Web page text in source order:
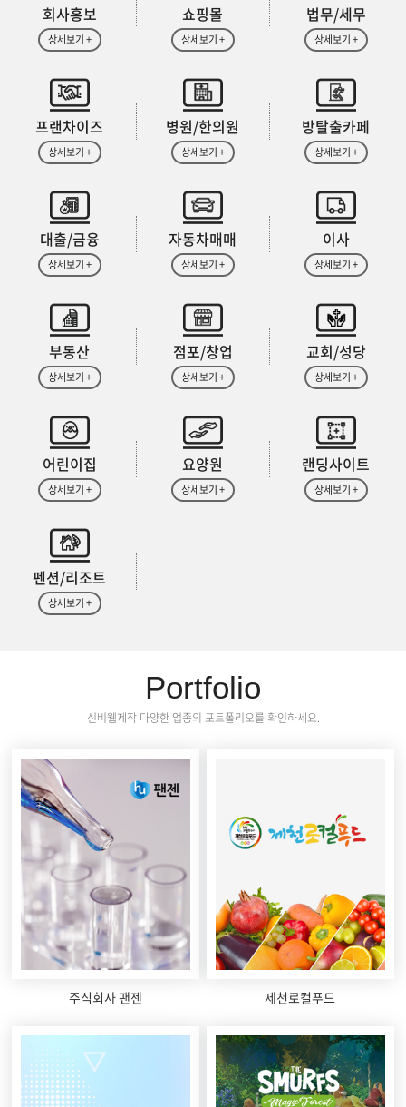
회사홍보
상세보기 +
쇼핑몰
상세보기 +
법무/세무
상세보기 +
프랜차이즈
상세보기 +
병원/한의원
상세보기 +
방탈출카페
상세보기 +
대출/금융
상세보기 +
자동차매매
상세보기 +
이사
상세보기 +
부동산
상세보기 +
점포/창업
상세보기 +
교회/성당
상세보기 +
어린이집
상세보기 +
요양원
상세보기 +
랜딩사이트
상세보기 +
펜션/리조트
상세보기 +
Portfolio
신비웹제작 다양한 업종의 포트폴리오를 확인하세요.
주식회사 팬젠 제천로컬푸드